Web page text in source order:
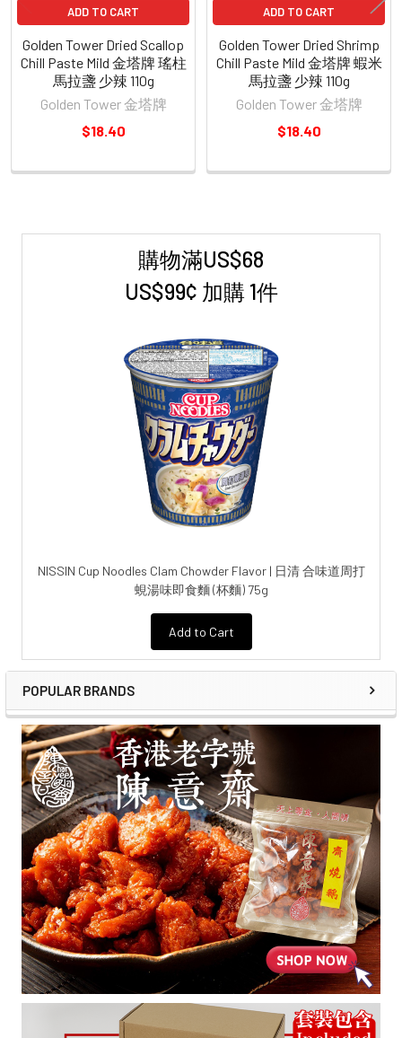
購物滿US$68
US$99¢ 加購 1件
NISSIN Cup Noodles Clam Chowder Flavor | 日清 合味道周打
蜆湯味即食麵 (杯麵) 75g
Add to Cart
POPULAR BRANDS
ADD TO CART
Golden Tower Dried Scallop
Chill Paste Mild 金塔牌 瑤柱
馬拉盞 少辣 110g
Golden Tower 金塔牌
$18.40
ADD TO CART
Golden Tower Dried Shrimp
Chill Paste Mild 金塔牌 蝦米
馬拉盞 少辣 110g
Golden Tower 金塔牌
$18.40